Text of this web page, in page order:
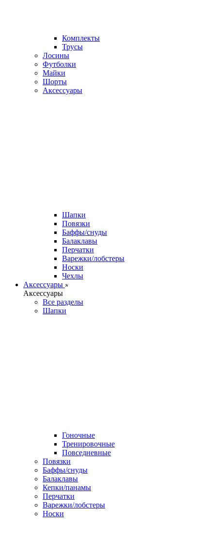
Комплекты
Трусы
Лосины
Футболки
Майки
Шорты
Аксессуары
Шапки
Повязки
Баффы/снуды
Балаклавы
Перчатки
Варежки/лобстеры
Носки
Чехлы
Аксессуары
Аксессуары
Все разделы
Шапки
Гоночные
Тренировочные
Повседневные
Повязки
Баффы/снуды
Балаклавы
Кепки/панамы
Перчатки
Варежки/лобстеры
Носки